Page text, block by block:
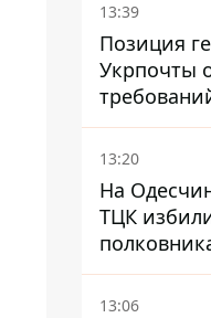
13:39
Позиция
Укрпочты
серьезные
депутат
13:20
На
ТЦК
13:06